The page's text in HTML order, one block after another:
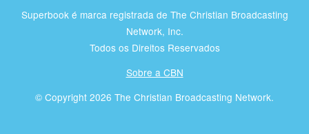
Superbook é marca registrada de The Christian Broadcasting
Network, Inc.
Todos os Direitos Reservados
Sobre a CBN
© Copyright 2026 The Christian Broadcasting Network.